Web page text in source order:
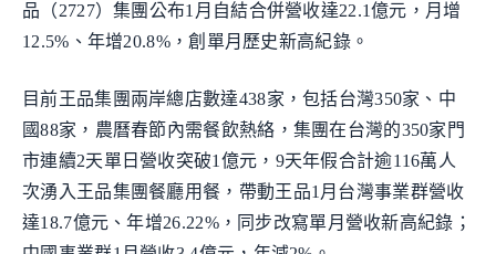
品（2727）集團公布1月自結合併營收達22.1億元，月增
12.5%、年增20.8%，創單月歷史新高紀錄。
目前王品集團兩岸總店數達438家，包括台灣350家、中
國88家，農曆春節內需餐飲熱絡，集團在台灣的350家門
市連續2天單日營收突破1億元，9天年假合計逾116萬人
次湧入王品集團餐廳用餐，帶動王品1月台灣事業群營收
達18.7億元、年增26.22%，同步改寫單月營收新高紀錄；